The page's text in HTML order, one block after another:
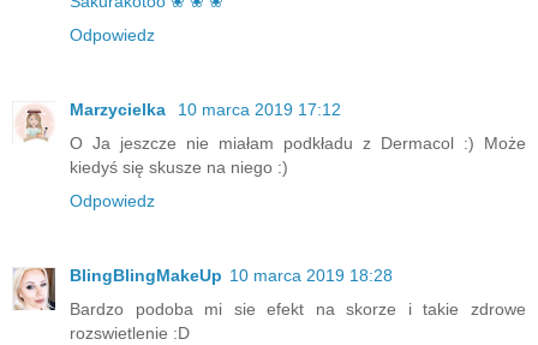
Odpowiedz
Marzycielka
10 marca 2019 17:12
O Ja jeszcze nie miałam podkładu z Dermacol :) Może
kiedyś się skusze na niego :)
Odpowiedz
BlingBlingMakeUp 10 marca 2019 18:28
Bardzo podoba mi sie efekt na skorze i takie zdrowe
rozswietlenie :D